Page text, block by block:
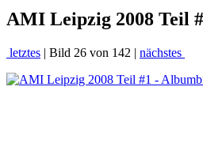
AMI Leipzig 2008 Teil
letztes | Bild 26 von 142 | nächstes